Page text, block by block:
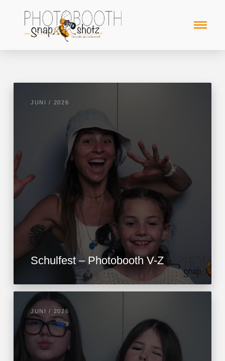
JUNI / 2026
Schulfest – Photobooth V-Z
JUNI / 2026